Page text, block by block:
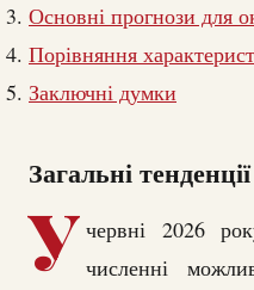
Основні прогнози для
Порівняння
Заключні думки
Загальні
У червні 2026
численні